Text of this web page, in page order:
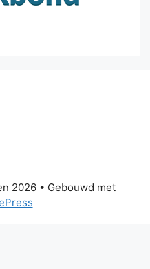
2026• Gebouwd met